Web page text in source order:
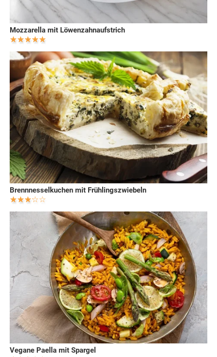
Mozzarella mit Löwenzahnaufstrich
Brennnesselkuchen mit Frühlingszwiebeln
Vegane Paella mit Spargel